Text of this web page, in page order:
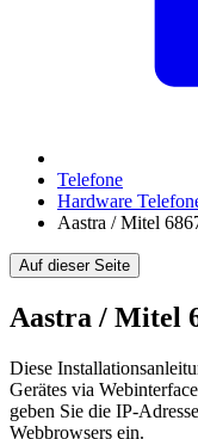
Telefone
Hardware
Aastra / Mitel
Auf dieser Seite
Aastra / Mitel
Diese
Gerätes via
geben Sie die IP-
Webbrowsers ein.